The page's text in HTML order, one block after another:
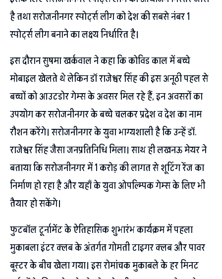
है तथा सरोजनीनगर स्पोर्ट्स लीग को देश की सबसे नंबर 1
स्पोर्ट्स लीग बनाने का लक्ष्य निर्धारित है।
इस दौरान सुषमा खर्कवाल ने कहा कि कोविड काल में बच्चे
मोबाइल खेलते थे लेकिन डॉ राजेश्वर सिंह की इस अनूठी पहल से
बच्चों को आउटडोर गेम्स के अवसर मिल रहे हैं, इन अवसरों का
उपयोग कर सरोजनीनगर के बच्चे चलकर प्रदेश व देश का नाम
रौशन करेंगे। सरोजनीनगर के युवा भाग्यशाली है कि उन्हें डॉ.
राजेश्वर सिंह जैसा जनप्रतिनिधि मिला। साथ ही लखनऊ मेयर ने
बताया कि सरोजनीनगर में 1 करोड़ की लागत से शूटिंग रेंज का
निर्माण हो रहा है और यहाँ के युवा ओपल्म्पिक गेम्स के लिए भी
तैयार हो सकेंगे।
फुटबॉल टूर्नामेंट के ऐतिहासिक शुभारंभ कार्यक्रम में पहला
मुकाबला इंटर क्लब के अंतर्गत गोमती टाइगर क्लब और पावर
बूस्टर के बीच खेला गया। इस रोमांचक मुकाबले के हर मिनट